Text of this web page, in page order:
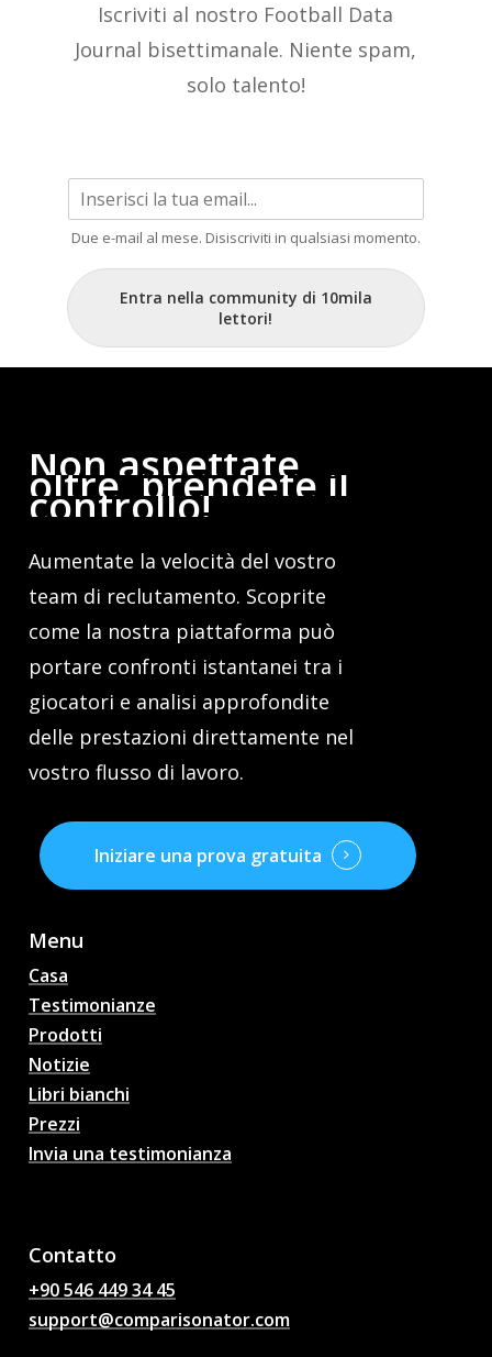
Iscriviti al nostro Football Data
Journal bisettimanale. Niente spam,
solo talento!
Due e-mail al mese. Disiscriviti in qualsiasi momento.
Entra nella community di 10mila
lettori!
Non aspettate
oltre,prendete il
controllo!
Aumentate la velocità del vostro
team di reclutamento. Scoprite
come la nostra piattaforma può
portare confronti istantanei tra i
giocatori e analisi approfondite
delle prestazioni direttamente nel
vostro flusso di lavoro.
Iniziare una prova gratuita
Menu
Casa
Testimonianze
Prodotti
Notizie
Libri bianchi
Prezzi
Invia una testimonianza
Contatto
+90 546 449 34 45
support@comparisonator.com